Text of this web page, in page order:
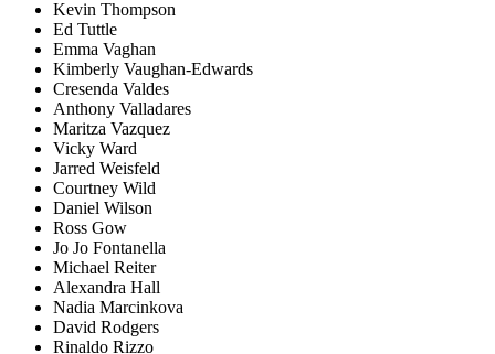
Kevin Thompson
Ed Tuttle
Emma Vaghan
Kimberly Vaughan-Edwards
Cresenda Valdes
Anthony Valladares
Maritza Vazquez
Vicky Ward
Jarred Weisfeld
Courtney Wild
Daniel Wilson
Ross Gow
Jo Jo Fontanella
Michael Reiter
Alexandra Hall
Nadia Marcinkova
David Rodgers
Rinaldo Rizzo